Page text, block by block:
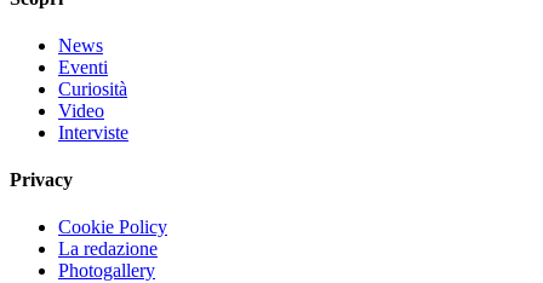
News
Eventi
Curiosità
Video
Interviste
Privacy
Cookie Policy
La redazione
Photogallery